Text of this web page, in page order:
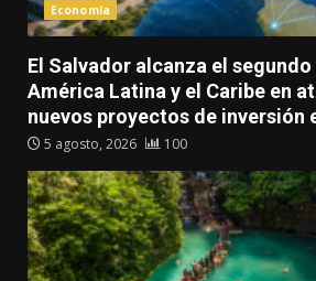
Economía
El Salvador alcanza el segundo
América Latina y el Caribe en
nuevos proyectos de inversión
5 agosto, 2026 100